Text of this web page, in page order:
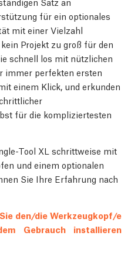
für ein optionales
mit einer Vielzahl
Projekt zu groß für den
schnell los mit nützlichen
immer perfekten ersten
einem Klick, und erkunden
für die kompliziertesten
Tool XL schrittweise mit
und einem optionalen
Sie Ihre Erfahrung nach
den/die Werkzeugkopf/e
Gebrauch installieren